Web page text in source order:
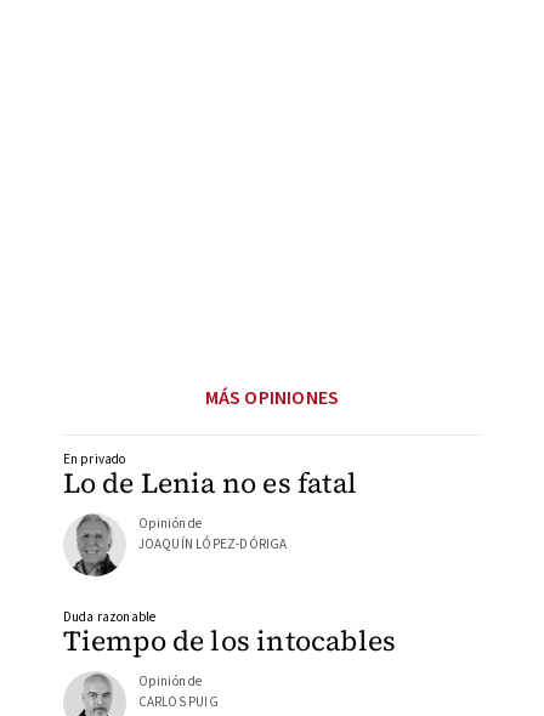
MÁS OPINIONES
Lo de Lenia no es fatal
En privado
Opinión de
JOAQUÍN LÓPEZ-DÓRIGA
Tiempo de los intocables
Duda razonable
Opinión de
CARLOS PUIG